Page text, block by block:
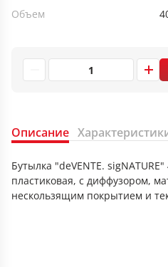
Объем
Описание
Бутылка "deVENTE.
пластиковая, с диффузором,
нескользящим покрытием и